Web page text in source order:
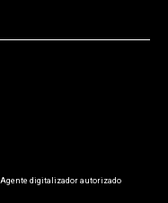
Agente digitalizador autorizado